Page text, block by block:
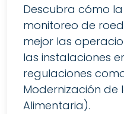
Descubra cómo
monitoreo de
mejor las
las instalaciones
regulaciones
Modernización de
Alimentaria).